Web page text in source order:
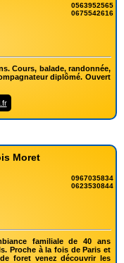
0563952565
0675542616
Cours, balade, randonnée,
diplômé. Ouvert
Moret
0967035834
0623530844
familiale de 40 ans
Proche à la fois de Paris et
foret venez découvrir les